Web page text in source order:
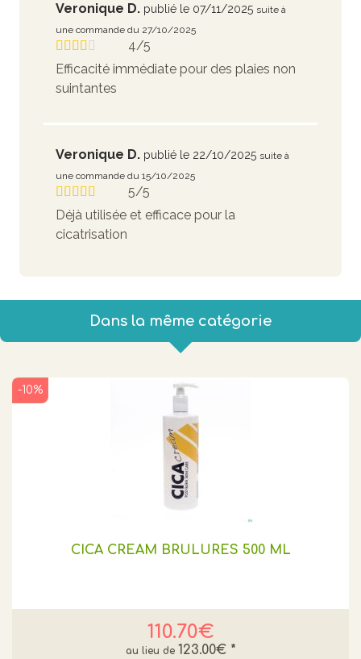
Veronique D. publié le 07/11/2025 suite à
une commande du 27/10/2025
4/5
Efficacité immédiate pour des plaies non
suintantes
Veronique D. publié le 22/10/2025 suite à
une commande du 15/10/2025
5/5
Déjà utilisée et efficace pour la
cicatrisation
Dans la même catégorie
CICA CREAM BRULURES 500 ML
110.70€
-10%
123.00€ *